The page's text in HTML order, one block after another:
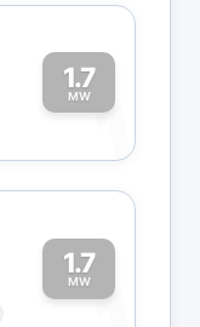
1.7
MW1
1.7
MW